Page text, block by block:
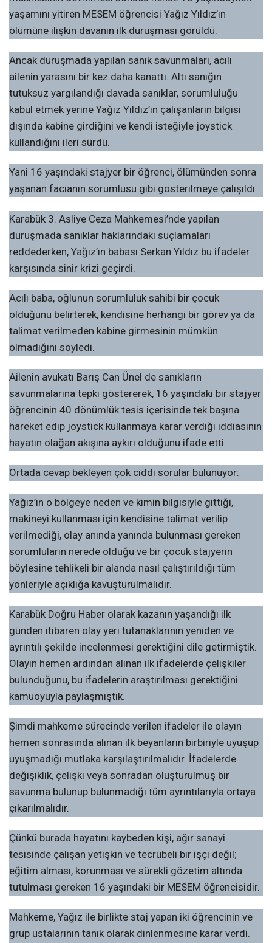
yaşamını yitiren MESEM öğrencisi Yağız Yıldız’ın
ölümüne ilişkin davanın ilk duruşması görüldü.
Ancak duruşmada yapılan sanık savunmaları, acılı
ailenin yarasını bir kez daha kanattı. Altı sanığın
tutuksuz yargılandığı davada sanıklar, sorumluluğu
kabul etmek yerine Yağız Yıldız’ın çalışanların bilgisi
dışında kabine girdiğini ve kendi isteğiyle joystick
kullandığını ileri sürdü.
Yani 16 yaşındaki stajyer bir öğrenci, ölümünden sonra
yaşanan facianın sorumlusu gibi gösterilmeye çalışıldı.
Karabük 3. Asliye Ceza Mahkemesi’nde yapılan
duruşmada sanıklar haklarındaki suçlamaları
reddederken, Yağız’ın babası Serkan Yıldız bu ifadeler
karşısında sinir krizi geçirdi.
Acılı baba, oğlunun sorumluluk sahibi bir çocuk
olduğunu belirterek, kendisine herhangi bir görev ya da
talimat verilmeden kabine girmesinin mümkün
olmadığını söyledi.
Ailenin avukatı Barış Can Ünel de sanıkların
savunmalarına tepki göstererek, 16 yaşındaki bir stajyer
öğrencinin 40 dönümlük tesis içerisinde tek başına
hareket edip joystick kullanmaya karar verdiği iddiasının
hayatın olağan akışına aykırı olduğunu ifade etti.
Ortada cevap bekleyen çok ciddi sorular bulunuyor:
Yağız’ın o bölgeye neden ve kimin bilgisiyle gittiği,
makineyi kullanması için kendisine talimat verilip
verilmediği, olay anında yanında bulunması gereken
sorumluların nerede olduğu ve bir çocuk stajyerin
böylesine tehlikeli bir alanda nasıl çalıştırıldığı tüm
yönleriyle açıklığa kavuşturulmalıdır.
Karabük Doğru Haber olarak kazanın yaşandığı ilk
günden itibaren olay yeri tutanaklarının yeniden ve
ayrıntılı şekilde incelenmesi gerektiğini dile getirmiştik.
Olayın hemen ardından alınan ilk ifadelerde çelişkiler
bulunduğunu, bu ifadelerin araştırılması gerektiğini
kamuoyuyla paylaşmıştık.
Şimdi mahkeme sürecinde verilen ifadeler ile olayın
hemen sonrasında alınan ilk beyanların birbiriyle uyuşup
uyuşmadığı mutlaka karşılaştırılmalıdır. İfadelerde
değişiklik, çelişki veya sonradan oluşturulmuş bir
savunma bulunup bulunmadığı tüm ayrıntılarıyla ortaya
çıkarılmalıdır.
Çünkü burada hayatını kaybeden kişi, ağır sanayi
tesisinde çalışan yetişkin ve tecrübeli bir işçi değil;
eğitim alması, korunması ve sürekli gözetim altında
tutulması gereken 16 yaşındaki bir MESEM öğrencisidir.
Mahkeme, Yağız ile birlikte staj yapan iki öğrencinin ve
grup ustalarının tanık olarak dinlenmesine karar verdi.